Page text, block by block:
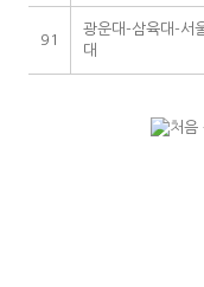
91
광운대-삼육대-서
대